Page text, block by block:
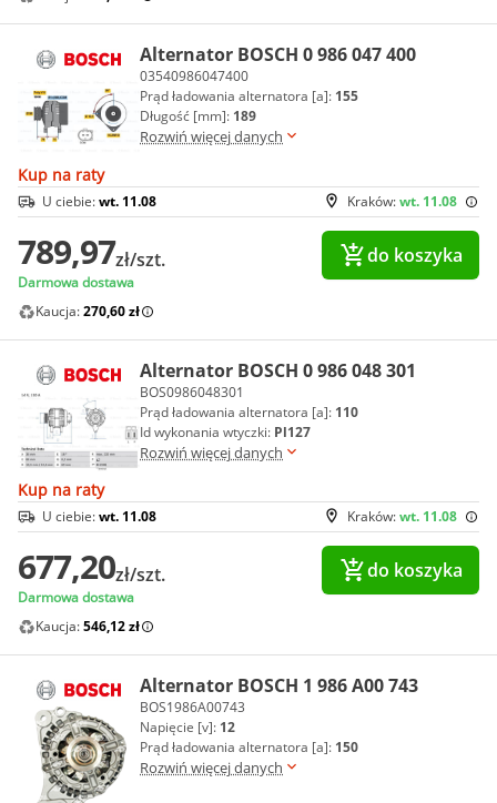
Alternator BOSCH 0 986 047 400
03540986047400
Prąd ładowania alternatora [a]: 155
Długość [mm]: 189
Rozwiń więcej danych
Kup na raty
Kraków:wt. 11.08
U ciebie:wt. 11.08
789,97zł/szt.
Darmowa dostawa
do koszyka
Kaucja:270,60 zł
Alternator BOSCH 0 986 048 301
BOS0986048301
Prąd ładowania alternatora [a]: 110
Id wykonania wtyczki: Pl127
Rozwiń więcej danych
Kup na raty
Kraków:wt. 11.08
U ciebie:wt. 11.08
677,20zł/szt.
Darmowa dostawa
do koszyka
Kaucja:546,12 zł
Alternator BOSCH 1 986 A00 743
BOS1986A00743
Napięcie [v]: 12
Prąd ładowania alternatora [a]: 150
Rozwiń więcej danych